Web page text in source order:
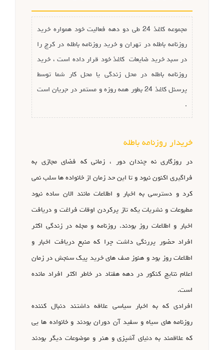
مجموعه کاغذ 24 طی دو دهه فعالیت خود همواره خرید
روزنامه باطله در تهران و خرید روزنامه باطله در کرج را
در سبد خرید ضایعات کاغذ خود قرار داده است ، خرید
روزنامه باطله در محل زندگی یا محل کار شما توسط
پرسنل کاغذ 24 بطور همه روزه و مستمر در جریان است
.
خریدار روزنامه باطله
در روزگاری نه چندان دور ، زمانی که فضای مجازی به
فراگیری اکنون نبود و تا این حد زمان از خانواده ها سلب نمی
کرد و دسترسی به اخبار و اطلاعات مانند الان ساده نبود
مطبوعات و نشریات یکه تاز پرکردن اوقات فراغت و دریافت
اخبار و اطلاعات روز بودند. روزنامه و مجله در زندگی اکثر
افراد حضور پررنگی داشت چرا که منبع دریافت اخبار و
اطلاعات روز بود و هنوز صف های خرید پیک سنجش در زمان
اعلام نتایج کنکور در دهه هفتاد در خاطر اکثر افراد مانده
است.
افرادی که به اخبار سیاسی علاقه داشتند دنبال کننده
روزنامه های سیاه و سفید آن دوران بودند و خانواده ها یی
که علاقمند به دنیای آشپزی و هنر و موضوعات دیگر بودند